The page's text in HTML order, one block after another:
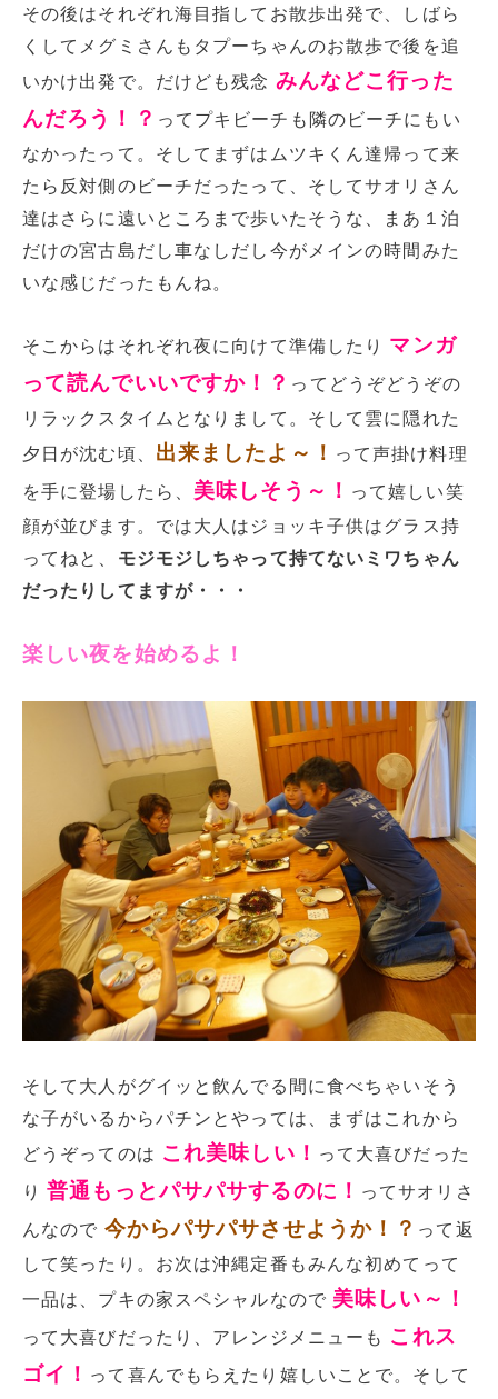
その後はそれぞれ海目指してお散歩出発で、しばら
くしてメグミさんもタプーちゃんのお散歩で後を追
いかけ出発で。だけども残念 みんなどこ行った
んだろう！？ ってプキビーチも隣のビーチにもい
なかったって。そしてまずはムツキくん達帰って来
たら反対側のビーチだったって、そしてサオリさん
達はさらに遠いところまで歩いたそうな、まあ１泊
だけの宮古島だし車なしだし今がメインの時間みた
いな感じだったもんね。
そこからはそれぞれ夜に向けて準備したり マンガ
って読んでいいですか！？ ってどうぞどうぞの
リラックスタイムとなりまして。そして雲に隠れた
夕日が沈む頃、 出来ましたよ～！ って声掛け料理
を手に登場したら、 美味しそう～！ って嬉しい笑
顔が並びます。では大人はジョッキ子供はグラス持
ってねと、 モジモジしちゃって持てないミワちゃん
だったりしてますが・・・
楽しい夜を始めるよ！
そして大人がグイッと飲んでる間に食べちゃいそう
な子がいるからパチンとやっては、まずはこれから
どうぞってのは これ美味しい！ って大喜びだった
り普通もっとパサパサするのに！ ってサオリさ
んなので 今からパサパサさせようか！？ って返
して笑ったり。お次は沖縄定番もみんな初めてって
一品は、プキの家スペシャルなので 美味しい～！
って大喜びだったり、アレンジメニューも これス
ゴイ！ って喜んでもらえたり嬉しいことで。そして